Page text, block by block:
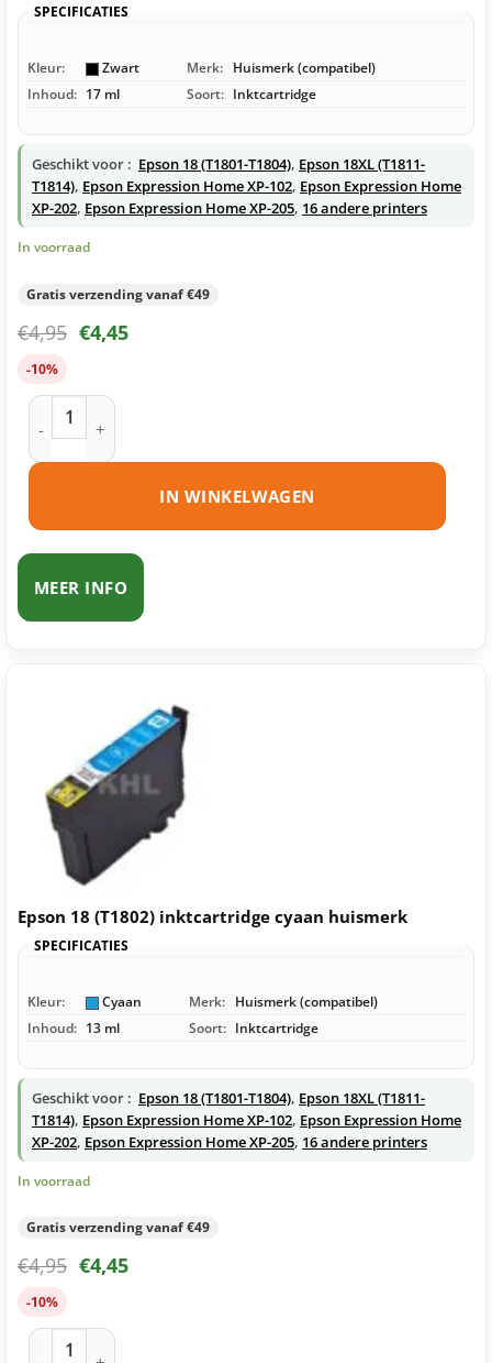
SPECIFICATIES
Kleur: Zwart Merk: Huismerk (compatibel)
Inhoud: 17 ml Soort: Inktcartridge
Geschikt voor : Epson 18 (T1801-T1804), Epson 18XL (T1811-
T1814), Epson Expression Home XP-102, Epson Expression Home
XP-202, Epson Expression Home XP-205, 16 andere printers
In voorraad
Gratis verzending vanaf €49
€4,95 €4,45
-10%
Epson 18 (T1801) inktcartridge zwart huismerk aantal
IN WINKELWAGEN
MEER INFO
Epson 18 (T1802) inktcartridge cyaan huismerk
SPECIFICATIES
Kleur: Cyaan Merk: Huismerk (compatibel)
Inhoud: 13 ml Soort: Inktcartridge
Geschikt voor : Epson 18 (T1801-T1804), Epson 18XL (T1811-
T1814), Epson Expression Home XP-102, Epson Expression Home
XP-202, Epson Expression Home XP-205, 16 andere printers
In voorraad
Gratis verzending vanaf €49
€4,95 €4,45
-10%
Epson 18 (T1802) inktcartridge cyaan huismerk aantal